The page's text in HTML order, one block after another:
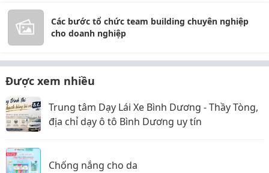
Các bước tổ chức team building chuyên nghiệp
cho doanh nghiệp
Được xem nhiều
Trung tâm Dạy Lái Xe Bình Dương - Thầy Tòng,
địa chỉ dạy ô tô Bình Dương uy tín
Chống nắng cho da